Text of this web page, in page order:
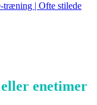
træning | Ofte stilede
enetimer